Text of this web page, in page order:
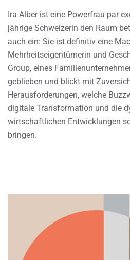
Ira Alber ist eine Powerfrau par
jährige Schweizerin den Raum
auch ein: Sie ist definitiv eine
Mehrheitseigentümerin und
Group, eines
geblieben und blickt mit
Herausforderungen, welche
digitale Transformation und die
wirtschaftlichen Entwicklungen
bringen.